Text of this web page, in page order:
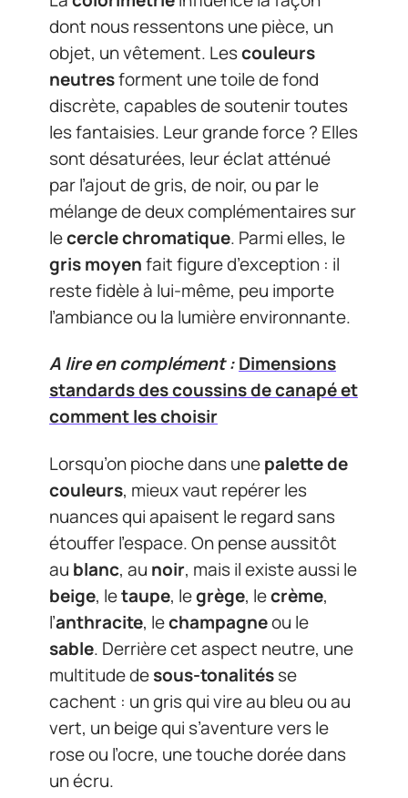
dont nous ressentons une pièce, un
objet, un vêtement. Lescouleurs
neutresforment une toile de fond
discrète, capables de soutenir toutes
les fantaisies. Leur grande force ? Elles
sont désaturées, leur éclat atténué
par l’ajout de gris, de noir, ou par le
mélange de deux complémentaires sur
lecercle chromatique. Parmi elles, le
gris moyenfait figure d’exception : il
reste fidèle à lui-même, peu importe
l’ambiance ou la lumière environnante.
A lire en complément :Dimensions
standards des coussins de canapé et
comment les choisir
Lorsqu’on pioche dans unepalette de
couleurs, mieux vaut repérer les
nuances qui apaisent le regard sans
étouffer l’espace. On pense aussitôt
au blanc, au noir, mais il existe aussi le
beige, letaupe, legrège, lecrème,
l’anthracite, lechampagneou le
sable. Derrière cet aspect neutre, une
multitude desous-tonalitésse
cachent : un gris qui vire au bleu ou au
vert, un beige qui s’aventure vers le
rose ou l’ocre, une touche dorée dans
un écru.